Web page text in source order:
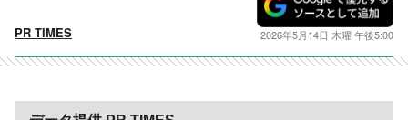
PR TIMES 2026年5月14日 木曜 午後5:00